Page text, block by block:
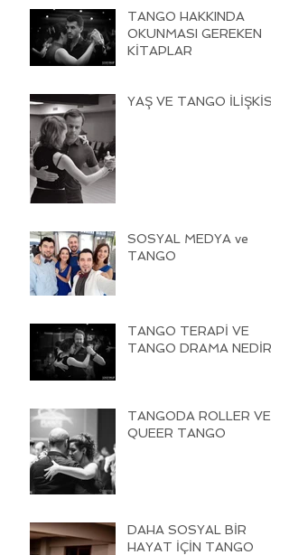
TANGO HAKKINDA
OKUNMASI GEREKEN
KİTAPLAR
YAŞ VE TANGO İLİŞKİSİ
SOSYAL MEDYA ve
TANGO
TANGO TERAPİ VE
TANGO DRAMA NEDİR
TANGODA ROLLER VE
QUEER TANGO
DAHA SOSYAL BİR
HAYAT İÇİN TANGO